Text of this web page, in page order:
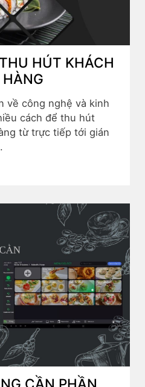
HÚT KHÁCH
về công nghệ và kinh
cách để thu hút
từ trực tiếp tới gián
CẦN PHẦN